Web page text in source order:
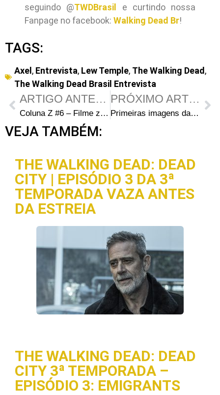
seguindo @TWDBrasil
e curtindo nossa
Fanpage no facebook: Walking Dead Br!
TAGS:
Axel , Entrevista, Lew Temple, The Walking Dead ,
The Walking Dead Brasil Entrevista
ARTIGO ANTERIOR
Coluna Z #6 – Filme zumbi-apocalíptico do Brad Pitt estreia em junho
PRÓXIMO ARTIGO
Primeiras imagens da nova coleção de bonecos oficiais de The Walking Dead inspirados na série de TV
VEJA TAMBÉM:
THE WALKING DEAD: DEAD
CITY | EPISÓDIO 3 DA 3ª
TEMPORADA VAZA ANTES
DA ESTREIA
THE WALKING DEAD: DEAD
CITY 3ª TEMPORADA –
EPISÓDIO 3: EMIGRANTS